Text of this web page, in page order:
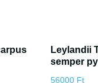
Leylandii
semper
56000 Ft